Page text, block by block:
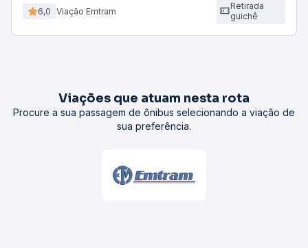
6,0 Viação Emtram
Retirada
guichê
Viações que atuam nesta rota
Procure a sua passagem de ônibus selecionando a viação de
sua preferência.